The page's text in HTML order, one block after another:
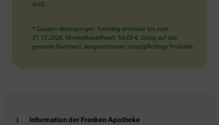
AHD.
* Coupon-Bedingungen: Einmalig einlösbar bis zum
31.12.2026. Mindestbestellwert: 50,00 €. Gültig auf das
gesamte Sortiment, ausgeschlossen rezeptpflichtige Produkte.
Information der Franken Apotheke